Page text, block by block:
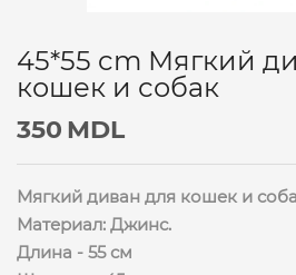
45*55 cm Мягкий
кошек и собак
350 MDL
Мягкий диван для кошек и
Материал: Джинс.
Длина - 55 см